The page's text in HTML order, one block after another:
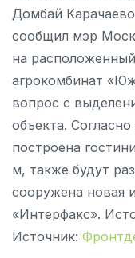
Домбай
сообщил мэр
на
агрокомбинат
вопрос с
объекта.
построена
м, также будут
сооружена новая
«Интерфакс».
Источник: